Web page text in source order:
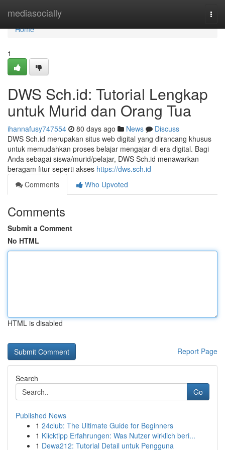
mediasocially
Home
Home
1
DWS Sch.id: Tutorial Lengkap
untuk Murid dan Orang Tua
ihannafusy747554 80 days ago News
Discuss
DWS Sch.id merupakan situs web digital yang dirancang khusus
untuk memudahkan proses belajar mengajar di era digital. Bagi
Anda sebagai siswa/murid/pelajar, DWS Sch.id menawarkan
beragam fitur seperti akses https://dws.sch.id
Comments
Who Upvoted
Comments
Submit a Comment
No HTML
HTML is disabled
Report Page
Search
Go
Published News
1 24club: The Ultimate Guide for Beginners
1 Klicktipp Erfahrungen: Was Nutzer wirklich beri...
1 Dewa212: Tutorial Detail untuk Pengguna